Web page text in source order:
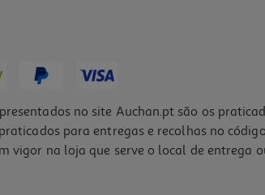
no site Auchan.pt são os
para entregas e recolhas no
vigor na loja que serve o local de